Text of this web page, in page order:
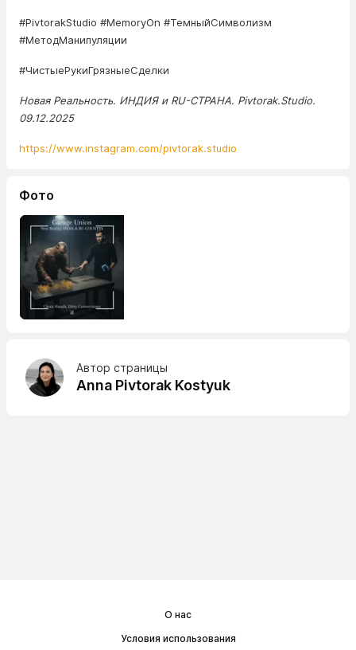
#PivtorakStudio #MemoryOn #ТемныйСимволизм
#МетодМанипуляции
#ЧистыеРукиГрязныеСделки
Новая Реальность. ИНДИЯ и RU-СТРАНА. Pivtorak.Studio.
09.12.2025
https://www.instagram.com/pivtorak.studio
Фото
Автор страницы
Anna Pivtorak Kostyuk
О нас
Условия использования